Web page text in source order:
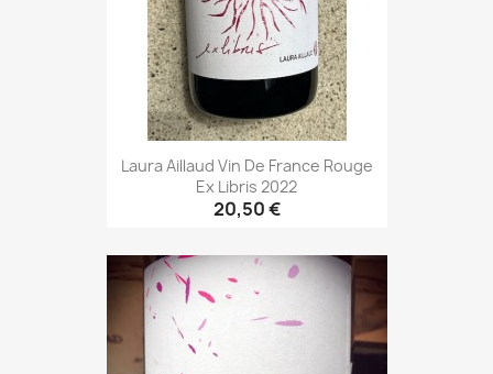
Laura Aillaud Vin De France Rouge
Ex Libris 2022
20,50 €